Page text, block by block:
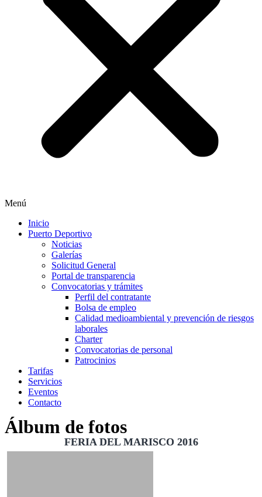
Menú
Inicio
Puerto Deportivo
Noticias
Galerías
Solicitud General
Portal de transparencia
Convocatorias y trámites
Perfil del contratante
Bolsa de empleo
Calidad medioambiental y prevención de riesgos
laborales
Charter
Convocatorias de personal
Patrocinios
Tarifas
Servicios
Eventos
Contacto
Álbum de fotos
FERIA DEL MARISCO 2016